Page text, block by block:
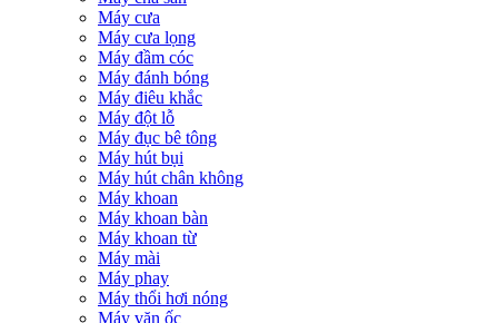
Máy cưa
Máy cưa lọng
Máy đầm cóc
Máy đánh bóng
Máy điêu khắc
Máy đột lỗ
Máy đục bê tông
Máy hút bụi
Máy hút chân không
Máy khoan
Máy khoan bàn
Máy khoan từ
Máy mài
Máy phay
Máy thổi hơi nóng
Máy vặn ốc